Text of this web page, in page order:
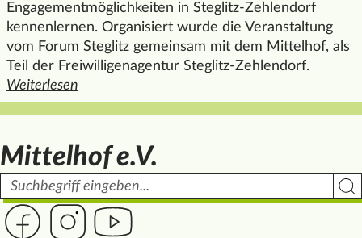
Engagementmöglichkeiten in Steglitz-Zehlendorf
kennenlernen. Organisiert wurde die Veranstaltung
vom Forum Steglitz gemeinsam mit dem Mittelhof, als
Teil der Freiwilligenagentur Steglitz-Zehlendorf.
Weiterlesen
den ganzen Artikel "Ehrenamt entdecken beim
Mittelhof e.V.
Suchbegriff
Link zur Seite des Mittelhof auf Facebook
Link zur Seite des Mittelhof auf Instagram
Link zur Seite des Mittelhof auf Youtube